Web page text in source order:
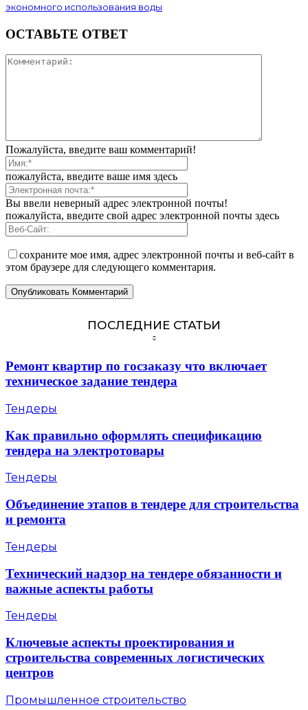
экономного использования воды
ОСТАВЬТЕ ОТВЕТ
Пожалуйста, введите ваш комментарий!
пожалуйста, введите ваше имя здесь
Вы ввели неверный адрес электронной почты!
пожалуйста, введите свой адрес электронной почты здесь
сохраните мое имя, адрес электронной почты и веб-сайт в
этом браузере для следующего комментария.
ПОСЛЕДНИЕ СТАТЬИ
Ремонт квартир по госзаказу что включает
техническое задание тендера
Тендеры
Как правильно оформлять спецификацию
тендера на электротовары
Тендеры
Объединение этапов в тендере для строительства
и ремонта
Тендеры
Технический надзор на тендере обязанности и
важные аспекты работы
Тендеры
Ключевые аспекты проектирования и
строительства современных логистических
центров
Промышленное строительство